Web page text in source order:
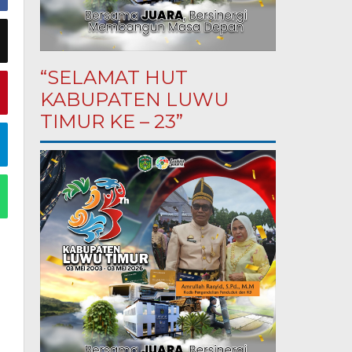
“SELAMAT HUT
KABUPATEN LUWU
TIMUR KE – 23”